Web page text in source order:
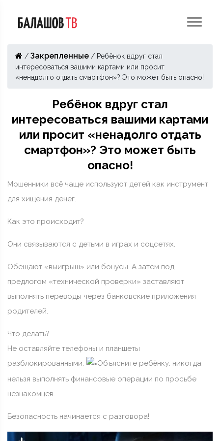
/ Закрепленные / Ребёнок вдруг стал
интересоваться вашими картами или просит
«ненадолго отдать смартфон»? Это может быть опасно!
Ребёнок вдруг стал
интересоваться вашими картами
или просит «ненадолго отдать
смартфон»? Это может быть
опасно!
Мошенники всё чаще используют детей как инструмент
для хищения денег.
Как это происходит?
Они связываются с детьми в играх и соцсетях.
Обещают «выигрыш» или бонусы. А затем под
предлогом «технической проверки» заставляют
выполнять переводы через банковские приложения
родителей.
Что делать?
Не оставляйте телефоны и планшеты
разблокированными.
Объясните ребёнку: никогда
нельзя выполнять финансовые операции по просьбе
незнакомцев.
Безопасность начинается с разговора!